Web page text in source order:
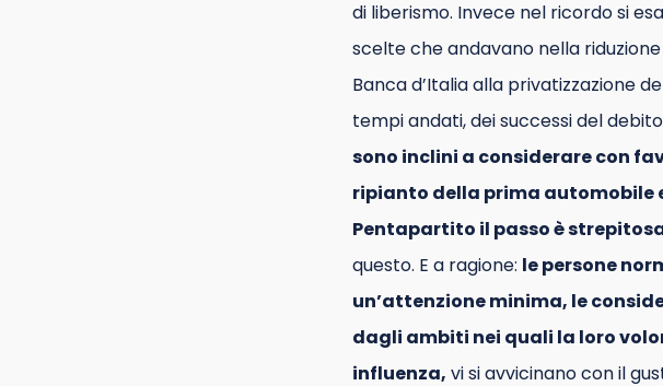
di liberismo. Invece nel ricordo si
scelte che andavano nella
Banca d’Italia alla privatizzazione
tempi andati, dei successi del
sono inclini a considerare con
ripianto della prima automobile
Pentapartito il passo è
questo. E a ragione: le persone
un’attenzione minima, le
dagli ambiti nei quali la loro
influenza, vi si avvicinano con il